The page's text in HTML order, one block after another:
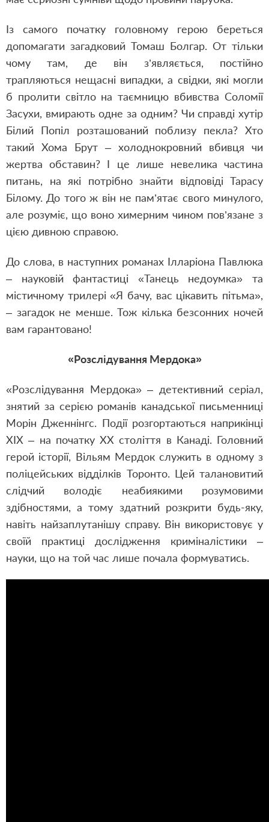
Із самого початку головному герою береться
допомагати загадковий Томаш Болгар. От тільки
чому там, де він з’являється, постійно
трапляються нещасні випадки, а свідки, які могли
б пролити світло на таємницю вбивства Соломії
Засухи, вмирають одне за одним? Чи справді хутір
Білий Попіл розташований поблизу пекла? Хто
такий Хома Брут – холоднокровний вбивця чи
жертва обставин? І це лише невелика частина
питань, на які потрібно знайти відповіді Тарасу
Білому. До того ж він не пам’ятає свого минулого,
але розуміє, що воно химерним чином пов’язане з
цією дивною справою.
До слова, в наступних романах Ілларіона Павлюка
– науковій фантастиці «Танець недоумка» та
містичному трилері «Я бачу, вас цікавить пітьма»,
– загадок не менше. Тож кілька безсонних ночей
вам гарантовано!
«Розслідування Мердока»
«Розслідування Мердока» – детективний серіал,
знятий за серією романів канадської письменниці
Морін Дженнінгс. Події розгортаються наприкінці
ХІХ – на початку ХХ століття в Канаді. Головний
герой історії, Вільям Мердок служить в одному з
поліцейських відділків Торонто. Цей талановитий
слідчий володіє неабиякими розумовими
здібностями, а тому здатний розкрити будь-яку,
навіть найзаплутанішу справу. Він використовує у
своїй практиці дослідження криміналістики –
науки, що на той час лише почала формуватись.